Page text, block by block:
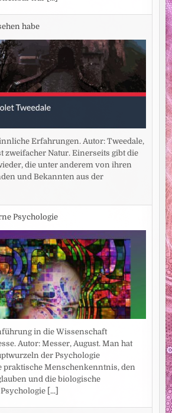
habe
Erfahrungen. Autor: Tweedale,
zweifacher Natur. Einerseits gibt die
die unter anderem von ihren
und Bekannten aus der
Psychologie
in die Wissenschaft
Autor: Messer, August. Man hat
der Psychologie
praktische Menschenkenntnis, den
und die biologische
[...]